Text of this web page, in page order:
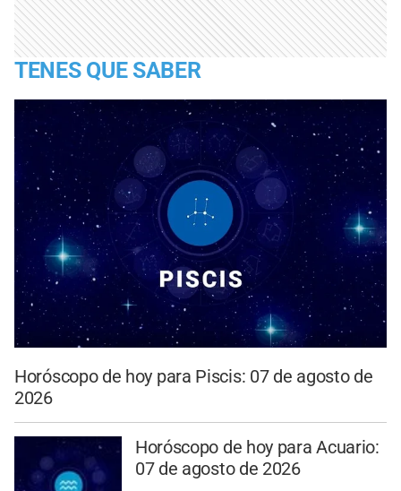
TENES QUE SABER
Horóscopo de hoy para Piscis: 07 de agosto de
2026
Horóscopo de hoy para Acuario:
07 de agosto de 2026